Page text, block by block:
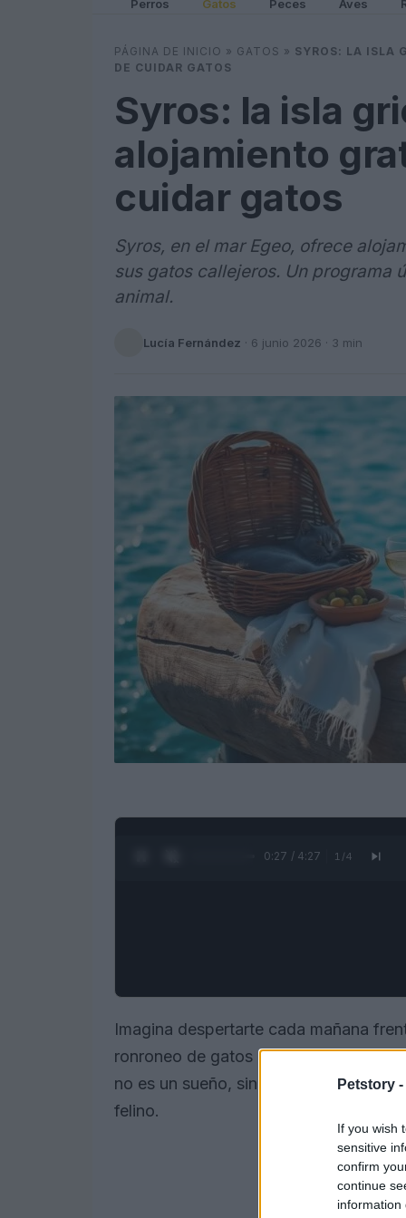
Petstory -
If you wish
sensitive
confirm
continue
information
Perros Gatos Peces Aves
PÁGINA DE INICIO » GATOS » SYROS: LA ISLA
DE CUIDAR GATOS
Syros: la isla
alojamiento
cuidar gatos
Syros, en el mar Egeo, ofrece
sus gatos callejeros. Un programa
animal.
Lucía Fernández · 6 junio 2026 · 3 min
0:28 / 4:27 1 /4
Imagina despertarte cada mañana
ronroneo de gatos alrededor. En
no es un sueño, sino una realidad
felino.